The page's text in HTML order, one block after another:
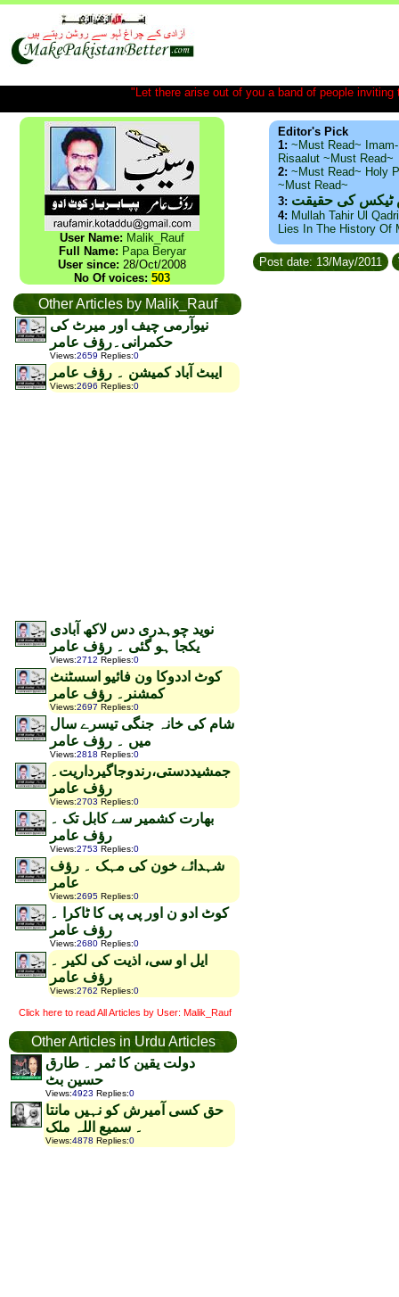
"Let there arise out of you a band of people
User Name: Malik_Rauf
Full Name: Papa Beryar
User since: 28/Oct/2008
No Of voices: 503
Other Articles by Malik_Rauf
نیوآرمی چیف اور میرٹ کی
حکمرانی۔رؤف عامر
Views:2659 Replies:0
ایبٹ آباد کمیشن ۔ رؤف عامر
Views:2696 Replies:0
نوید چوہدری دس لاکھ آبادی
یکجا ہو گئی ۔ رؤف عامر
Views:2712 Replies:0
کوٹ اددوکا ون فائیو اسسٹنٹ
کمشنر۔ رؤف عامر
Views:2697 Replies:0
شام کی خانہ جنگی تیسرے سال
میں ۔ رؤف عامر
Views:2818 Replies:0
جمشیددستی،رندوجاگیرداریت۔
رؤف عامر
Views:2703 Replies:0
بھارت کشمیر سے کابل تک ۔
رؤف عامر
Views:2753 Replies:0
شہدائے خون کی مہک ۔ رؤف
عامر
Views:2695 Replies:0
کوٹ ادو ن اور پی پی کا ٹاکرا ۔
رؤف عامر
Views:2680 Replies:0
ایل او سی، اذیت کی لکیر ۔
رؤف عامر
Views:2762 Replies:0
Click here to read All Articles by User: Malik_Rauf
Other Articles in Urdu Articles
دولت یقین کا ثمر ۔ طارق
حسین بٹ
Views:4923 Replies:0
حق کسی آمیرش کو نہیں مانتا
۔ سمیع اللہ ملک
Views:4878 Replies:0
Editor's Pick
1: ~Must Read~
Risaalut ~Must Read~
2: ~Must Read~ Holy
~Must Read~
3: ٹیکس کی حقیقت
4: Mullah Tahir Ul
Lies In The History Of
Post date: 13/May/2011